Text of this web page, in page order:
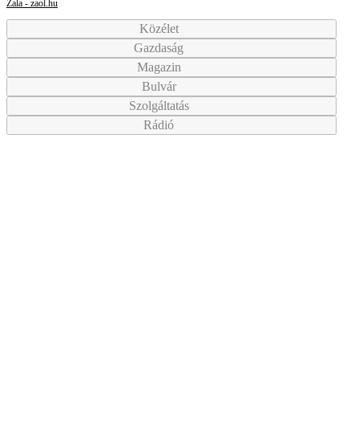
Zala - zaol.hu
Közélet
Gazdaság
Magazin
Bulvár
Szolgáltatás
Rádió